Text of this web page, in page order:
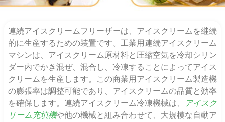
連続アイスクリームフリーザーは、アイスクリームを継続
的に生産するための装置です。工業用連続アイスクリーム
マシンは、アイスクリーム原材料と圧縮空気を冷却シリン
ダー内でかき混ぜ、混合し、冷凍することによってアイス
クリームを生産します。この商業用アイスクリーム製造機
の膨張率は調整可能であり、アイスクリームの品質と効率
を確保します。連続アイスクリーム冷凍機械は、
アイスク
リーム充填機や他の機械と組み合わせて、大規模な自動ア